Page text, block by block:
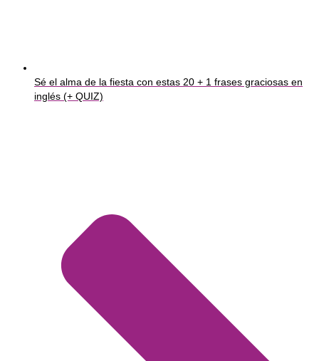
Sé el alma de la fiesta con estas 20 + 1 frases graciosas en
inglés (+ QUIZ)